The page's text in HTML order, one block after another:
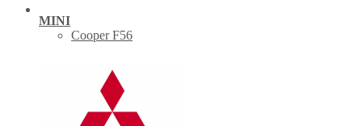
MINI
Cooper F56